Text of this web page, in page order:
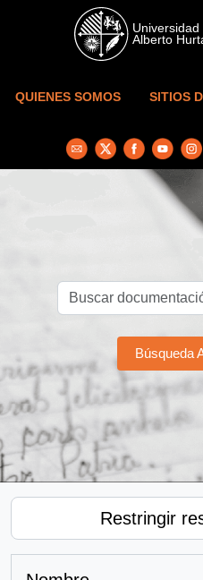
Skip to main content
QUIENES SOMOS SITIOS
Búsqueda
Restringir